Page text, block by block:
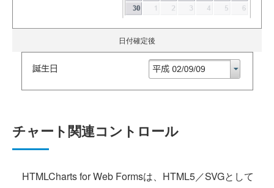
日付確定後
チャート関連コントロール
HTMLCharts for Web Formsは、HTML5／SVGとして